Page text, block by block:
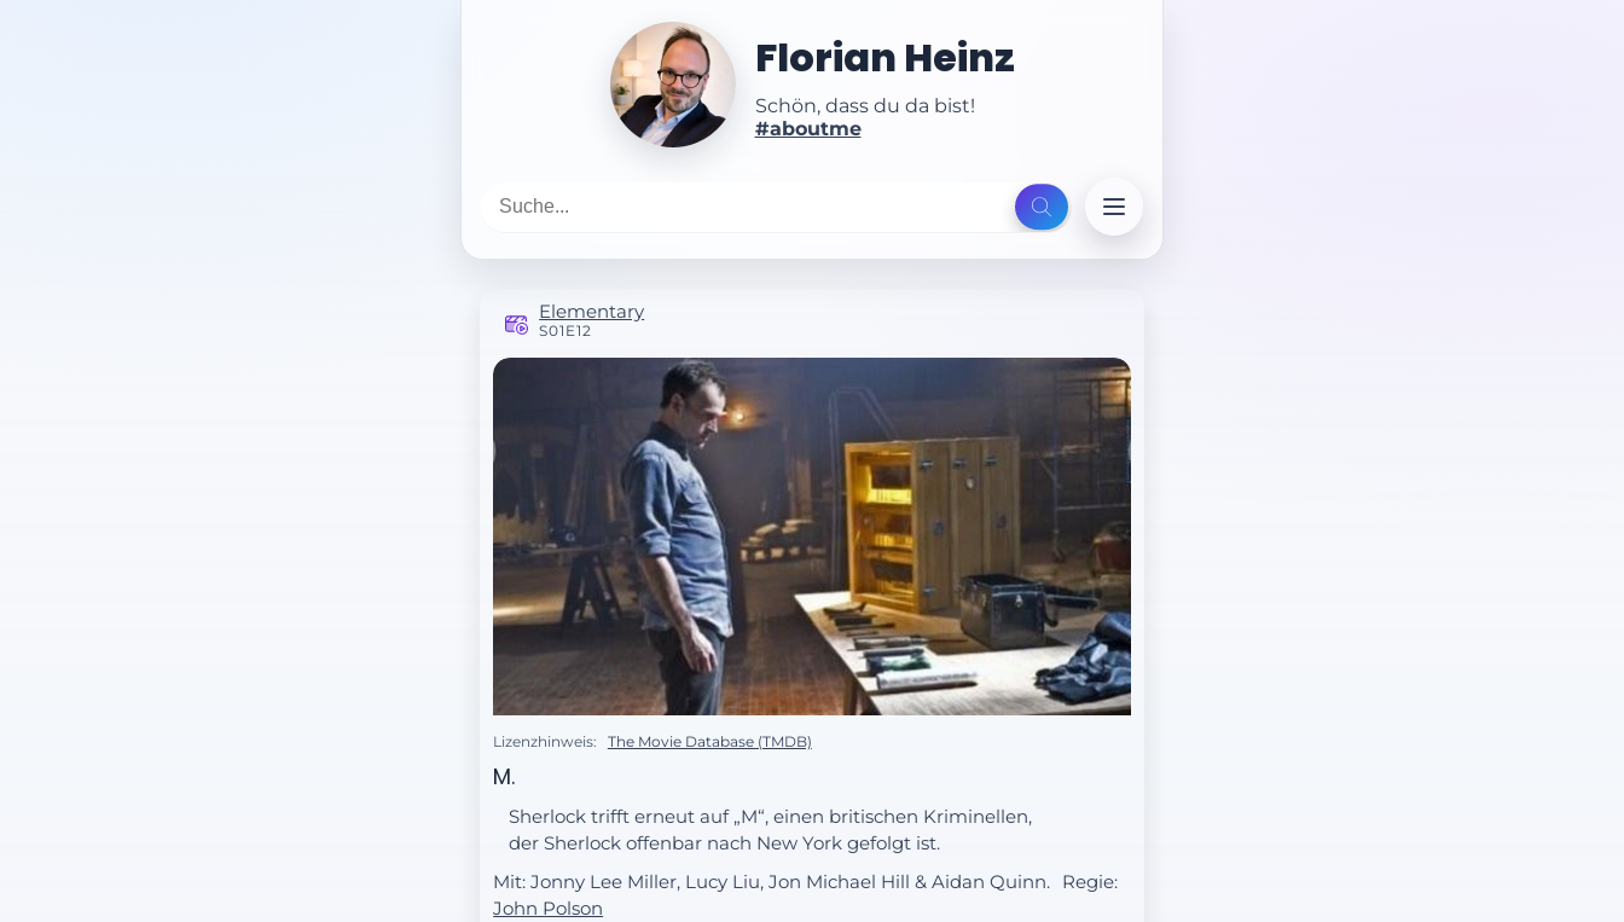
Florian Heinz
Schön, dass du da bist!
#aboutme
Elementary
S01E12
Lizenzhinweis: The Movie Database (TMDB)
M.
Sherlock trifft erneut auf „M“, einen britischen Kriminellen,
der Sherlock offenbar nach New York gefolgt ist.
Mit: Jonny Lee Miller, Lucy Liu, Jon Michael Hill & Aidan Quinn.
Regie:
John Polson